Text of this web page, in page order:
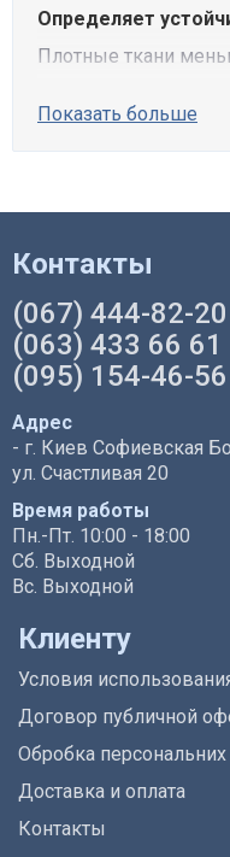
Определяет
Плотные ткани
Показать больше
Контакты
(067) 444-82-20
(063) 433 66 61
(095) 154-46-56
Адрес
- г. Киев Софиевская
ул. Счастливая 20
Время работы
Пн.-Пт. 10:00 - 18:00
Сб. Выходной
Вс. Выходной
Клиенту
Условия
Договор публичной
Обробка
Доставка и оплата
Контакты